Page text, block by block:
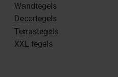
Wandtegels
Decortegels
Terrastegels
XXL tegels